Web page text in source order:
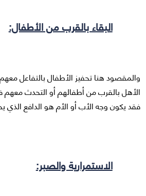
البقاء بالقرب من الأطفال:
والمقصود هنا تحفيز الأطفال بالتفاعل
الأهل بالقرب من أطفالهم أو التحدث معهم
فقد يكون وجه الأب أو الأم هو الدافع الذي
الاستمرارية والصبر: